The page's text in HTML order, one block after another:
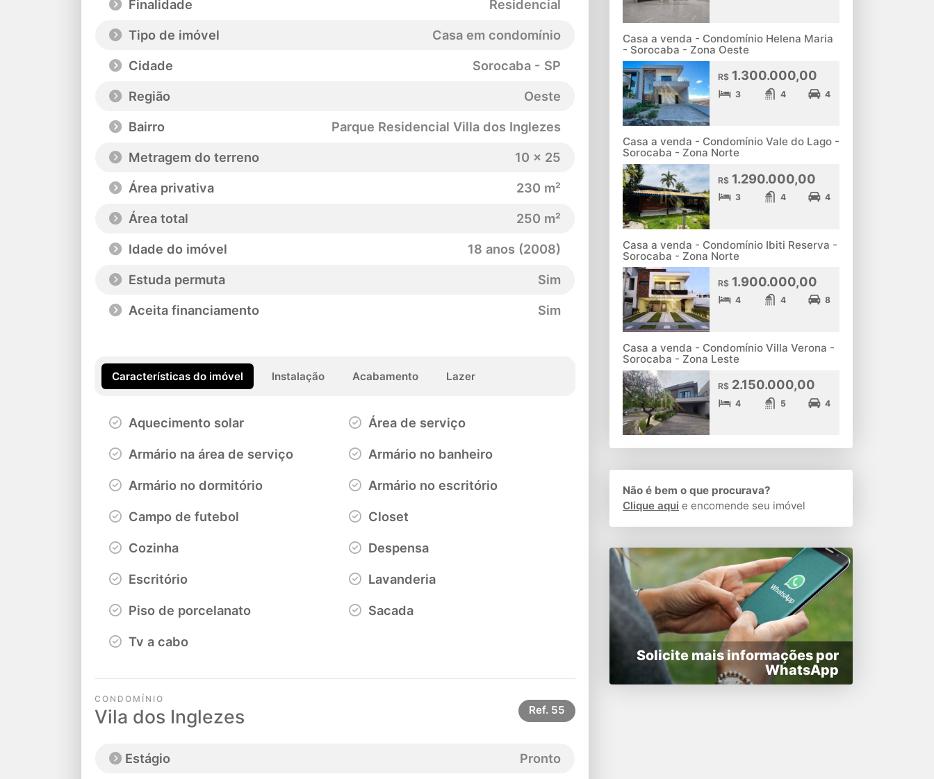
Finalidade
Residencial
Tipo de imóvel
Casa em condomínio
Cidade
Sorocaba - SP
Região
Oeste
Bairro
Parque Residencial Villa dos Inglezes
Metragem do terreno
10 x 25
Área privativa
230 m²
Área total
250 m²
Idade do imóvel
18 anos (2008)
Estuda permuta
Sim
Aceita financiamento
Sim
Características do imóvel Instalação Acabamento Lazer
Aquecimento solar Área de serviço
Armário na área de serviço Armário no banheiro
Armário no dormitório Armário no escritório
Campo de futebol Closet
Cozinha Despensa
Escritório Lavanderia
Piso de porcelanato Sacada
Tv a cabo
CONDOMÍNIO
Vila dos Inglezes Ref. 55
Estágio Pronto
Casa a venda - Condomínio Helena Maria
- Sorocaba - Zona Oeste
R$1.300.000,00
3 4 4
Casa a venda - Condomínio Vale do Lago -
Sorocaba - Zona Norte
R$1.290.000,00
3 4 4
Casa a venda - Condomínio Ibiti Reserva -
Sorocaba - Zona Norte
R$1.900.000,00
4 4 8
Casa a venda - Condomínio Villa Verona -
Sorocaba - Zona Leste
R$2.150.000,00
4 5 4
Não é bem o que procurava?
Clique aqui e encomende seu imóvel
Solicite mais informações por
WhatsApp